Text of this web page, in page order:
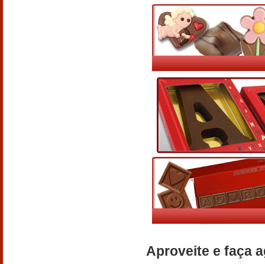
Aproveite e faça